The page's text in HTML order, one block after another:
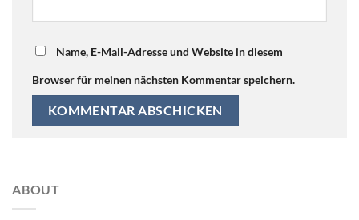
Name, E-Mail-Adresse und Website in diesem
Browser für meinen nächsten Kommentar speichern.
ABOUT